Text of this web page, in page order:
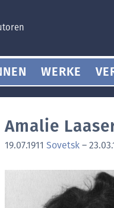
WERKE
Amalie
19.07.1911 Sovetsk –